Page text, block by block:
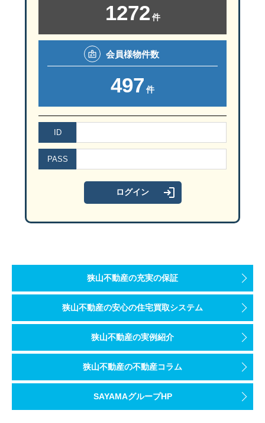
1272 件
会員様物件数
497 件
ID
PASS
狭山不動産の充実の保証
狭山不動産の安心の住宅買取システム
狭山不動産の実例紹介
狭山不動産の不動産コラム
SAYAMAグループHP